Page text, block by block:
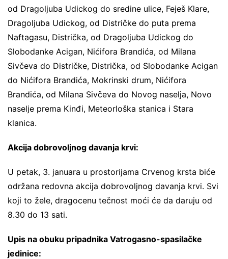
od Dragoljuba Udickog do sredine ulice, Feješ Klare,
Dragoljuba Udickog, od Distričke do puta prema
Naftagasu, Distrička, od Dragoljuba Udickog do
Slobodanke Acigan, Nićifora Brandića, od Milana
Sivčeva do Distričke, Distrička, od Slobodanke Acigan
do Nićifora Brandića, Mokrinski drum, Nićifora
Brandića, od Milana Sivčeva do Novog naselja, Novo
naselje prema Kinđi, Meteorloška stanica i Stara
klanica.
Akcija dobrovoljnog davanja krvi:
U petak, 3. januara u prostorijama Crvenog krsta biće
održana redovna akcija dobrovoljnog davanja krvi. Svi
koji to žele, dragocenu tečnost moći će da daruju od
8.30 do 13 sati.
Upis na obuku pripadnika Vatrogasno-spasilačke
jedinice: